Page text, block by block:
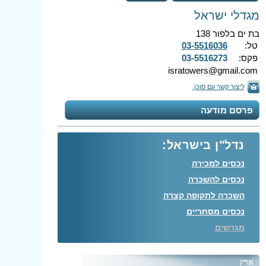
מגדלי ישראל
בת ים בלפור 138
טל:
03-5516036
פקס:
03-5516273
isratowers@gmail.com
ליצור קשר עם סוכן.
פרסם מודעה
נדל"ן בישראל:
נכסים למכירה
נכסים להשכרה
השכרה לתקופה קצרה
נכסים מסחריים
מגרשים
ארץ